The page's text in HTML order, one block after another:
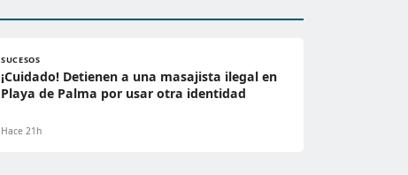
SUCESOS
¡Cuidado! Detienen a una masajista ilegal en
Playa de Palma por usar otra identidad
Hace 21h